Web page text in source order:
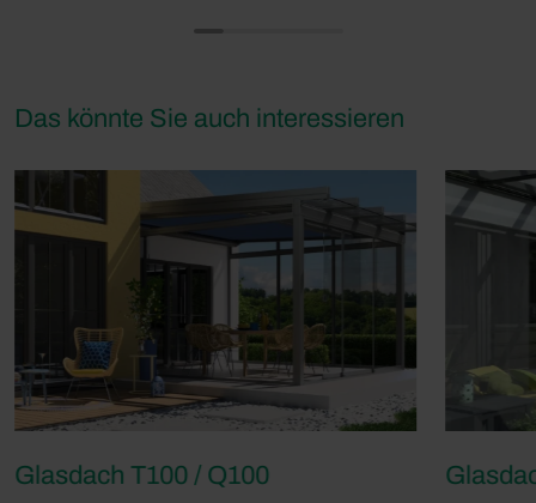
Das könnte Sie auch interessieren
Glasdach T100 / Q100